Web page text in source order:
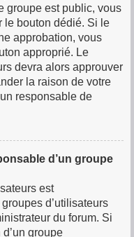
groupe est public, vous
le bouton dédié. Si le
approbation, vous
approprié. Le
devra alors approuver
la raison de votre
responsable de
d’un groupe
est
d’utilisateurs
du forum. Si
groupe